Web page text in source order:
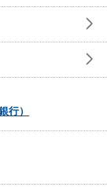
行）